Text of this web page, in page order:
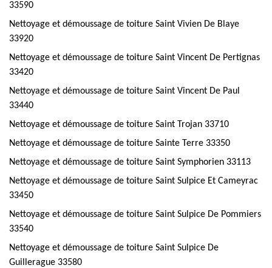
33590
Nettoyage et démoussage de toiture Saint Vivien De Blaye
33920
Nettoyage et démoussage de toiture Saint Vincent De Pertignas
33420
Nettoyage et démoussage de toiture Saint Vincent De Paul
33440
Nettoyage et démoussage de toiture Saint Trojan 33710
Nettoyage et démoussage de toiture Sainte Terre 33350
Nettoyage et démoussage de toiture Saint Symphorien 33113
Nettoyage et démoussage de toiture Saint Sulpice Et Cameyrac
33450
Nettoyage et démoussage de toiture Saint Sulpice De Pommiers
33540
Nettoyage et démoussage de toiture Saint Sulpice De
Guillerague 33580